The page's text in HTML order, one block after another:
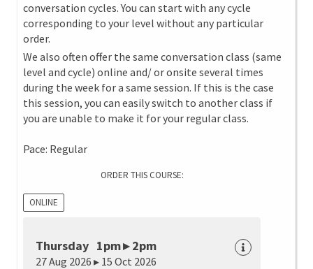
conversation cycles. You can start with any cycle
corresponding to your level without any particular
order.
We also often offer the same conversation class (same
level and cycle) online and/ or onsite several times
during the week for a same session. If this is the case
this session, you can easily switch to another class if
you are unable to make it for your regular class.
Pace: Regular
ORDER THIS COURSE:
ONLINE
Thursday 1pm ▸ 2pm
27 Aug 2026 ▸ 15 Oct 2026